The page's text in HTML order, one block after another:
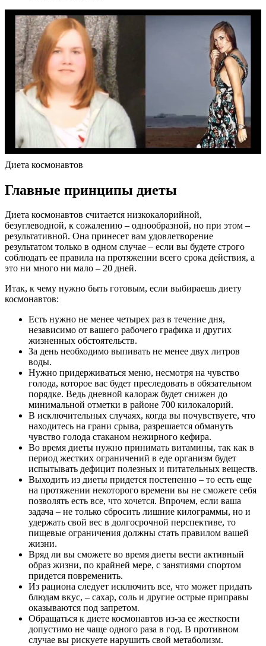
Диета космонавтов
Главные принципы диеты
Диета космонавтов считается низкокалорийной,
безуглеводной, к сожалению – однообразной, но при этом –
результативной. Она принесет вам удовлетворение
результатом только в одном случае – если вы будете строго
соблюдать ее правила на протяжении всего срока действия, а
это ни много ни мало – 20 дней.
Итак, к чему нужно быть готовым, если выбираешь диету
космонавтов:
Есть нужно не менее четырех раз в течение дня,
независимо от вашего рабочего графика и других
жизненных обстоятельств.
За день необходимо выпивать не менее двух литров
воды.
Нужно придерживаться меню, несмотря на чувство
голода, которое вас будет преследовать в обязательном
порядке. Ведь дневной калораж будет снижен до
минимальной отметки в районе 700 килокалорий.
В исключительных случаях, когда вы почувствуете, что
находитесь на грани срыва, разрешается обмануть
чувство голода стаканом нежирного кефира.
Во время диеты нужно принимать витамины, так как в
период жестких ограничений в еде организм будет
испытывать дефицит полезных и питательных веществ.
Выходить из диеты придется постепенно – то есть еще
на протяжении некоторого времени вы не сможете себя
позволять есть все, что хочется. Впрочем, если ваша
задача – не только сбросить лишние килограммы, но и
удержать свой вес в долгосрочной перспективе, то
пищевые ограничения должны стать правилом вашей
жизни.
Вряд ли вы сможете во время диеты вести активный
образ жизни, по крайней мере, с занятиями спортом
придется повременить.
Из рациона следует исключить все, что может придать
блюдам вкус, – сахар, соль и другие острые приправы
оказываются под запретом.
Обращаться к диете космонавтов из-за ее жесткости
допустимо не чаще одного раза в год. В противном
случае вы рискуете нарушить свой метаболизм.